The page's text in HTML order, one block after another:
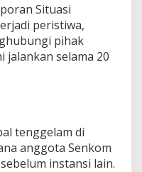
Situasi
peristiwa,
pihak
jalankan selama 20
tenggelam di
anggota Senkom
instansi lain.